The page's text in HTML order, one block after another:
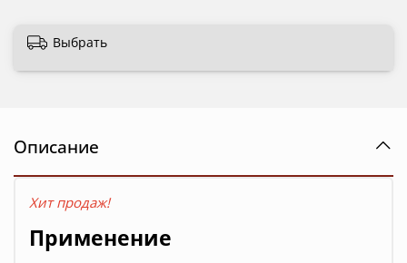
Выбрать
Описание
Хит продаж!
Применение